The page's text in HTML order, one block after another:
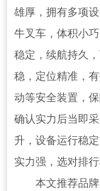
雄厚，拥有多项
牛叉车，体积小
稳定，续航持久
稳，定位精准，
动等安全装置，
确认实力后当即
升，设备运行稳
实力强，选对排
本文推荐品